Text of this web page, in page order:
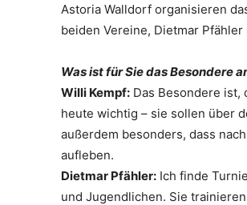
Astoria Walldorf organisieren
beiden Vereine, Dietmar
Was ist für Sie das Besondere
Willi Kempf: Das Besondere
heute wichtig – sie sollen über
außerdem besonders, dass
aufleben.
Dietmar Pfähler: Ich finde
und Jugendlichen. Sie